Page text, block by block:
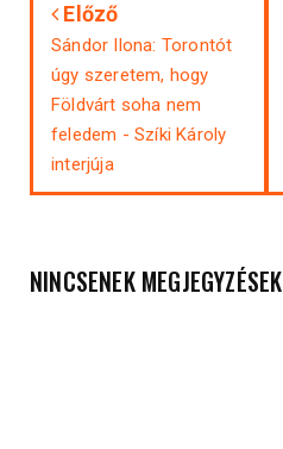
Előző
Sándor Ilona: Torontót
úgy szeretem, hogy
Földvárt soha nem
feledem - Szíki Károly
interjúja
NINCSENEK MEGJEGYZÉSEK